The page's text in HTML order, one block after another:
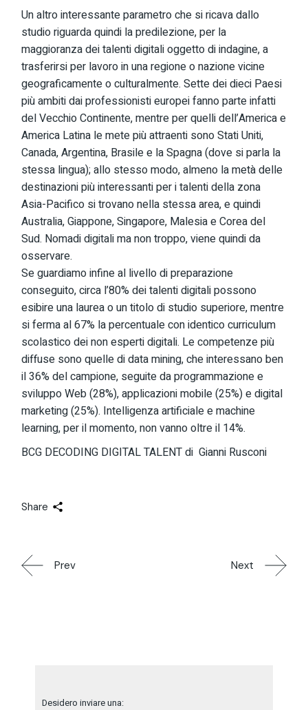
Un altro interessante parametro che si ricava dallo
studio riguarda quindi la predilezione, per la
maggioranza dei talenti digitali oggetto di indagine, a
trasferirsi per lavoro in una regione o nazione vicine
geograficamente o culturalmente. Sette dei dieci Paesi
più ambiti dai professionisti europei fanno parte infatti
del Vecchio Continente, mentre per quelli dell’America e
America Latina le mete più attraenti sono Stati Uniti,
Canada, Argentina, Brasile e la Spagna (dove si parla la
stessa lingua); allo stesso modo, almeno la metà delle
destinazioni più interessanti per i talenti della zona
Asia-Pacifico si trovano nella stessa area, e quindi
Australia, Giappone, Singapore, Malesia e Corea del
Sud. Nomadi digitali ma non troppo, viene quindi da
osservare.
Se guardiamo infine al livello di preparazione
conseguito, circa l’80% dei talenti digitali possono
esibire una laurea o un titolo di studio superiore, mentre
si ferma al 67% la percentuale con identico curriculum
scolastico dei non esperti digitali. Le competenze più
diffuse sono quelle di data mining, che interessano ben
il 36% del campione, seguite da programmazione e
sviluppo Web (28%), applicazioni mobile (25%) e digital
marketing (25%). Intelligenza artificiale e machine
learning, per il momento, non vanno oltre il 14%.
BCG DECODING DIGITAL TALENT di Gianni Rusconi
Share
Prev Next
Desidero inviare una: